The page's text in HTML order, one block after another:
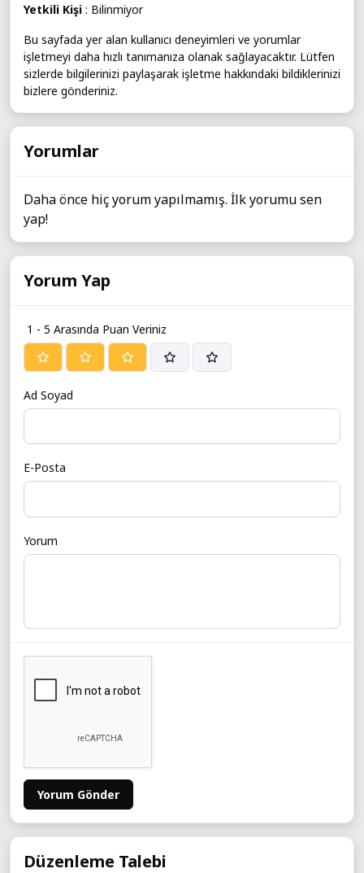
Yetkili Kişi : Bilinmiyor
Bu sayfada yer alan kullanıcı deneyimleri ve yorumlar
işletmeyi daha hızlı tanımanıza olanak sağlayacaktır. Lütfen
sizlerde bilgilerinizi paylaşarak işletme hakkındaki bildiklerinizi
bizlere gönderiniz.
Yorumlar
Daha önce hiç yorum yapılmamış. İlk yorumu sen
yap!
Yorum Yap
1 - 5 Arasında Puan Veriniz
Ad Soyad
E-Posta
Yorum
Yorum Gönder
Düzenleme Talebi